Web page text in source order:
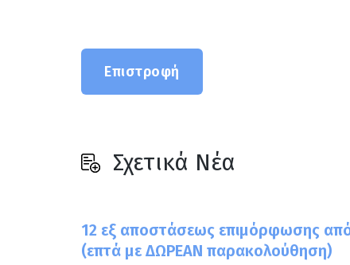
Επιστροφή
Σχετικά Νέα
12 εξ αποστάσεως επιμόρφωσης από
(επτά με ΔΩΡΕΑΝ παρακολούθηση)